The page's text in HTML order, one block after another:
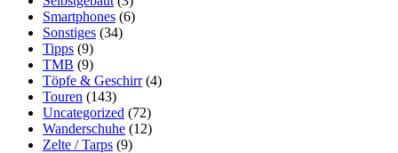
Smartphones (6)
Sonstiges (34)
Tipps (9)
TMB (9)
Töpfe & Geschirr(4)
Touren (143)
Uncategorized (72)
Wanderschuhe (12)
Zelte / Tarps (9)